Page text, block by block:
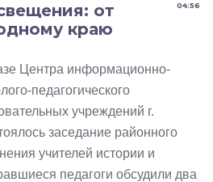
04:56
от
краю
Центра информационно-
педагогического
учреждений г.
заседание районного
учителей истории и
педагоги обсудили два